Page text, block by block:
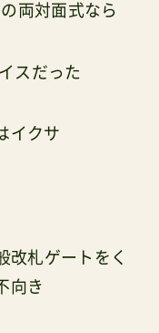
両対面式なら
スだった
イクサ
改札ゲートをく
向き